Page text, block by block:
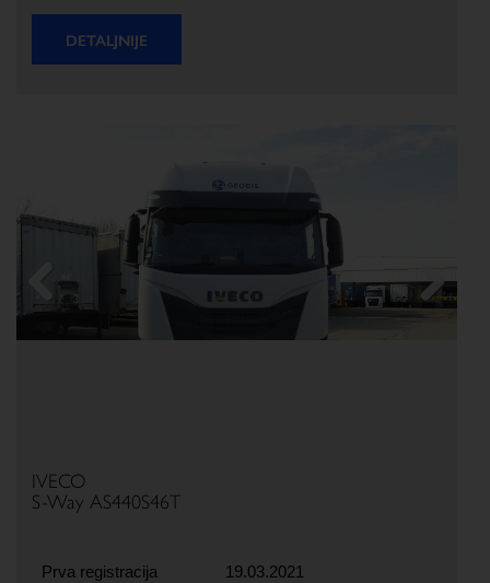
DETALJNIJE
Previous Next
IVECO
S-Way AS440S46T
Prva registracija
19.03.2021